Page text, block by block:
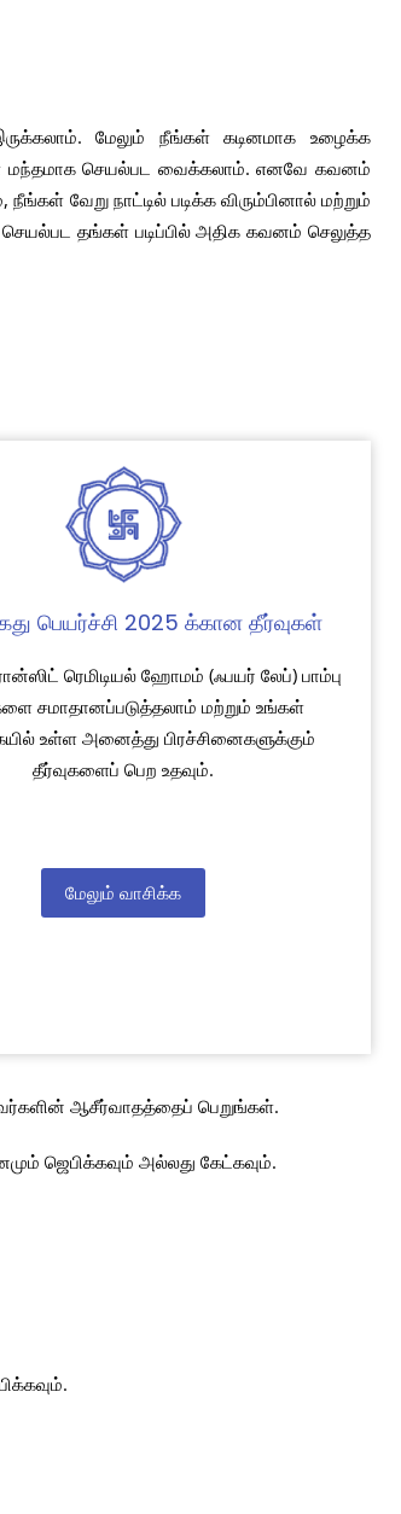
மேலும் நீங்கள் கடினமாக உழைக்க
மந்தமாக செயல்பட வைக்கலாம். எனவே கவனம்
வேறு நாட்டில் படிக்க விரும்பினால் மற்றும்
தங்கள் படிப்பில் அதிக கவனம் செலுத்த
பெயர்ச்சி 2025 க்கான தீர்வுகள்
ரெமிடியல் ஹோமம் (ஃபயர் லேப்) பாம்பு
சமாதானப்படுத்தலாம் மற்றும் உங்கள்
உள்ள அனைத்து பிரச்சினைகளுக்கும்
தீர்வுகளைப் பெற உதவும்.
மேலும் வாசிக்க
ஆசீர்வாதத்தைப் பெறுங்கள்.
ஜெபிக்கவும் அல்லது கேட்கவும்.